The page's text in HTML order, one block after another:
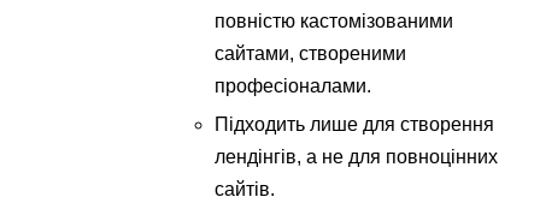
повністю кастомізованими
сайтами, створеними
професіоналами.
Підходить лише для створення
лендінгів, а не для повноцінних
сайтів.